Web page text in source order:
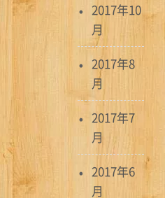
2017年10
月
2017年8
月
2017年7
月
2017年6
月